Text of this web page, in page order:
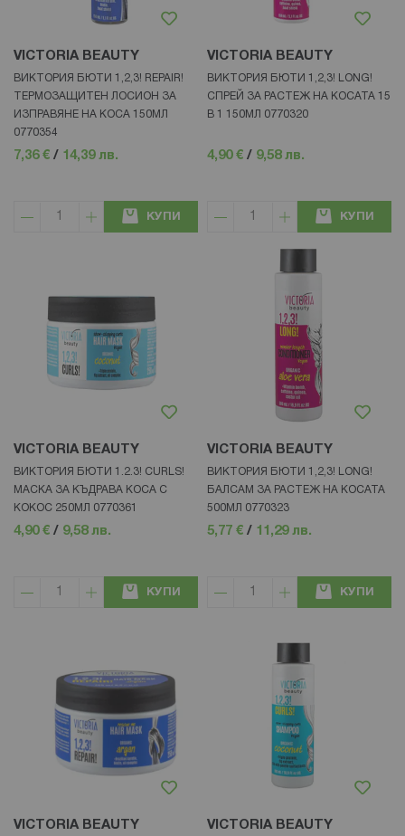
VICTORIA BEAUTY
ВИКТОРИЯ БЮТИ 1,2,3! REPAIR!
ТЕРМОЗАЩИТЕН ЛОСИОН ЗА
ИЗПРАВЯНЕ НА КОСА 150МЛ
0770354
7,36 € / 14,39 лв.
КУПИ
VICTORIA BEAUTY
ВИКТОРИЯ БЮТИ 1,2,3! LONG!
СПРЕЙ ЗА РАСТЕЖ НА КОСАТА 15
В 1 150МЛ 0770320
4,90 € / 9,58 лв.
КУПИ
VICTORIA BEAUTY
ВИКТОРИЯ БЮТИ 1.2.3! CURLS!
МАСКА ЗА КЪДРАВА КОСА С
КОКОС 250МЛ 0770361
4,90 € / 9,58 лв.
КУПИ
VICTORIA BEAUTY
ВИКТОРИЯ БЮТИ 1,2,3! LONG!
БАЛСАМ ЗА РАСТЕЖ НА КОСАТА
500МЛ 0770323
5,77 € / 11,29 лв.
КУПИ
VICTORIA BEAUTY VICTORIA BEAUTY